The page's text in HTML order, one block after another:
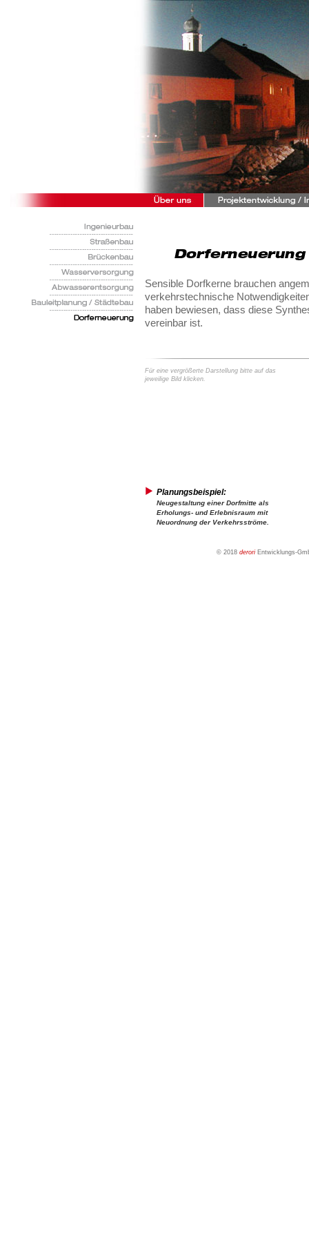
Sensible Dorfkerne brauchen
verkehrstechnische
haben bewiesen, dass diese
vereinbar ist.
Für eine vergrößerte Darstellung bitte auf das
jeweilige Bild klicken.
Planungsbeispiel:
Neugestaltung einer Dorfmitte als
Erholungs- und Erlebnisraum mit
Neuordnung der Verkehrsströme.
© 2018 derori Entwicklungs-